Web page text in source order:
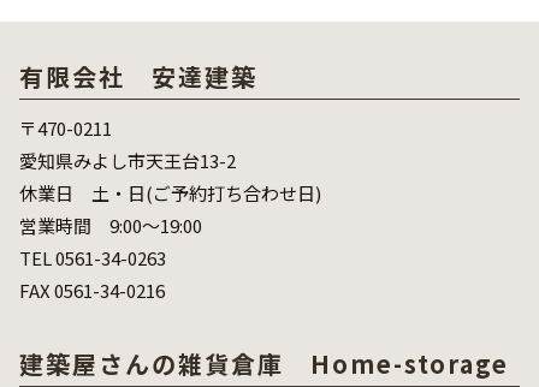
有限会社 安達建築
〒470-0211
愛知県みよし市天王台13-2
休業日 土・日(ご予約打ち合わせ日)
営業時間 9:00～19:00
TEL 0561-34-0263
FAX 0561-34-0216
建築屋さんの雑貨倉庫 Home-storage